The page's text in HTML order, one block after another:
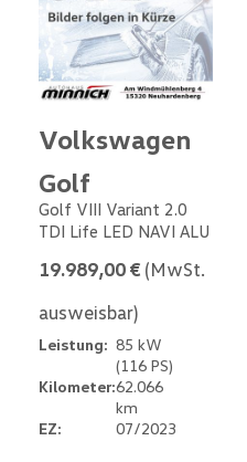
Volkswagen
Golf
Golf VIII Variant 2.0
TDI Life LED NAVI ALU
19.989,00 € (MwSt.
ausweisbar)
Leistung: 85 kW
(116 PS)
Kilometer:62.066
km
EZ:
07/2023